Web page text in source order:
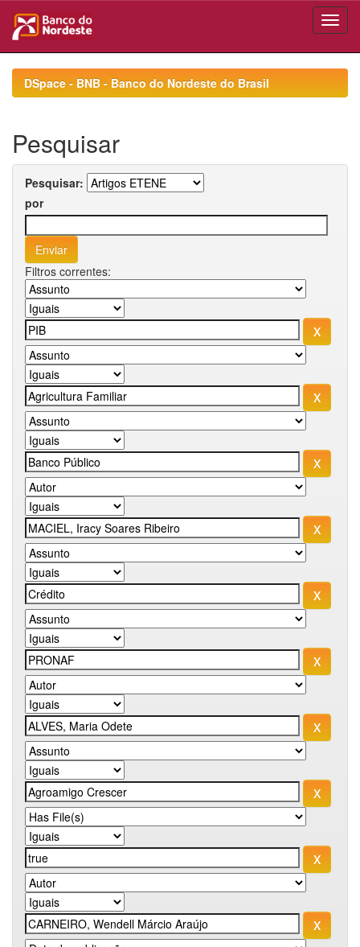
navigationDSpace - BNB - Banco do Nordeste do Brasil
Pesquisar
Pesquisar:
por
Filtros correntes: